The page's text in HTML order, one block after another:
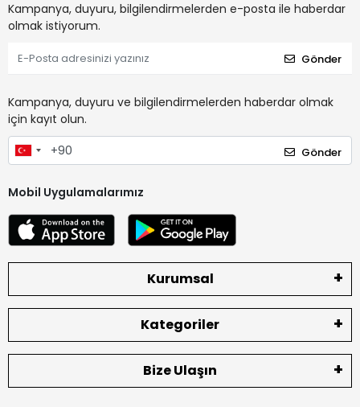
Kampanya, duyuru, bilgilendirmelerden e-posta ile haberdar
olmak istiyorum.
Gönder
Kampanya, duyuru ve bilgilendirmelerden haberdar olmak
için kayıt olun.
Gönder
Mobil Uygulamalarımız
Kurumsal
Kategoriler
Bize Ulaşın